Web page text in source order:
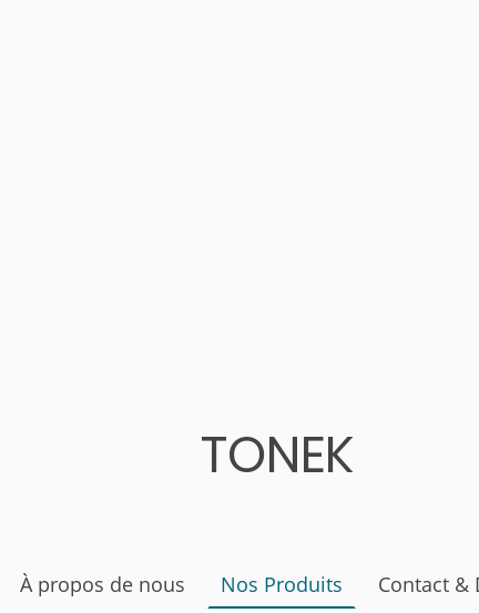
TONEK
À propos de nous Nos Produits Contact &